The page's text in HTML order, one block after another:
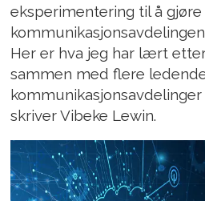
eksperimentering til å
Her er hva jeg har lært
sammen med flere
kommunikasjonsavdelinger
skriver Vibeke Lewin.